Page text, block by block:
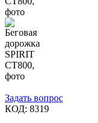
Задать вопрос
КОД: 8319